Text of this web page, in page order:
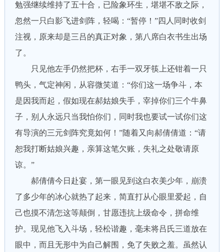
勉强继续维持了五十合，已险象环生，堪堪不敌之际，
忽然一只白影飞进剑阵，轻喝：“暂停！”四人同时收剑
注视，原来却是三吕的真正对象，第八席白衣书生出场
了。
只见他左手仍然把杯，右手一双牙筷上还钳着一只
鸭头，气定神闲，从容微笑道：“你们这一场争斗，本
是因我而起，假如现在郝姑娘失手，宰掉你们三个牛鼻
子，别人永远只当我怕你们，同时我也要试一试你们这
有导演的三元剑阵究竟如何！”随着又向郝倩倩道：“请
恕我打断姑娘兴趣，亲算这笔欠账，失礼之处敬请原
谅。”
郝倩倩今日赴宴，第一眼见到这白衣美少年，崩溃
了多少年的冰心就热了起来，简直打从心眼里爱起，自
己也摸不清怎这等颠倒，甘愿违抗上级命令，拼命维
护。现见他飞入斗场，轻松谐趣，毫未将吕氏三道放在
眼中，而且无形中为自己解围，免了失败之羞。虽然认